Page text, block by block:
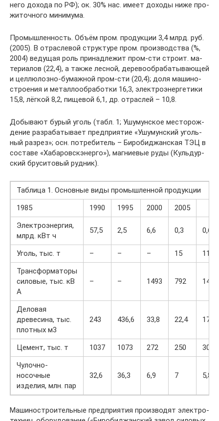
не­го до­хо­да по РФ); ок. 30% нас. име­ет до­хо­ды ни­же про­
жи­точ­но­го ми­ни­му­ма.
Про­мыш­лен­ность. Объ­ём пром. про­дук­ции 3,4 млрд. руб.
(2005). В от­рас­ле­вой струк­ту­ре пром. про­изводства (%,
2004) ве­ду­щая роль при­над­ле­жит пром-сти стро­ит. ма­
те­риа­лов (22,4), а так­же лес­ной, де­ре­во­об­ра­ба­ты­ваю­щей
и цел­лю­лоз­но-­бу­маж­ной пром-сти (20,4); до­ля ма­ши­но­
строе­ния и ме­тал­ло­об­ра­бот­ки 16,3, элек­тро­энер­ге­ти­ки
15,8, лёг­кой 8,2, пи­ще­вой 6,1, др. от­рас­лей – 10,8.
До­бы­ва­ют бу­рый уголь (табл. 1; Ушу­мун­ское ме­сто­ро­ж­
де­ние раз­ра­ба­ты­ва­ет пред­при­ятие «Ушу­мун­ский уголь­
ный раз­рез»; осн. по­тре­би­тель – Би­ро­би­джан­ская ТЭЦ в
со­ста­ве «Ха­ба­ров­ск­энер­го»), маг­ние­вые ру­ды (Куль­дур­
ский бру­си­то­вый руд­ник).
Таблица 1. Основные виды промышленной продукции
1985
1990 1995 2000
2005
Электроэнергия,
млрд. кВт ч
57,5 2,5 6,6 0,3 0,6
Уголь, тыс. т – – – 15
116
Трансформаторы
силовые, тыс. кВ
А
– – 1493 792 1435
Деловая
древесина, тыс.
плотных м3
243 436,6 33,8 22,4 178
Цемент, тыс. т 1037 1073 272 250
309
Чулочно-
носочные
изделия, млн. пар
32,6 36,3 6,9 7 5,8
Ма­ши­но­строи­тель­ные пред­при­ятия про­из­во­дят элек­тро­